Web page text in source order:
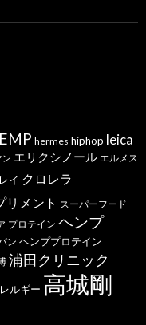
hermes hiphop leica
ン エリクシノール エルメス
イ クロレラ
リメント スーパーフード
プロテイン ヘンプ
ン ヘンププロテイン
浦田クリニック
ルギー 高城剛